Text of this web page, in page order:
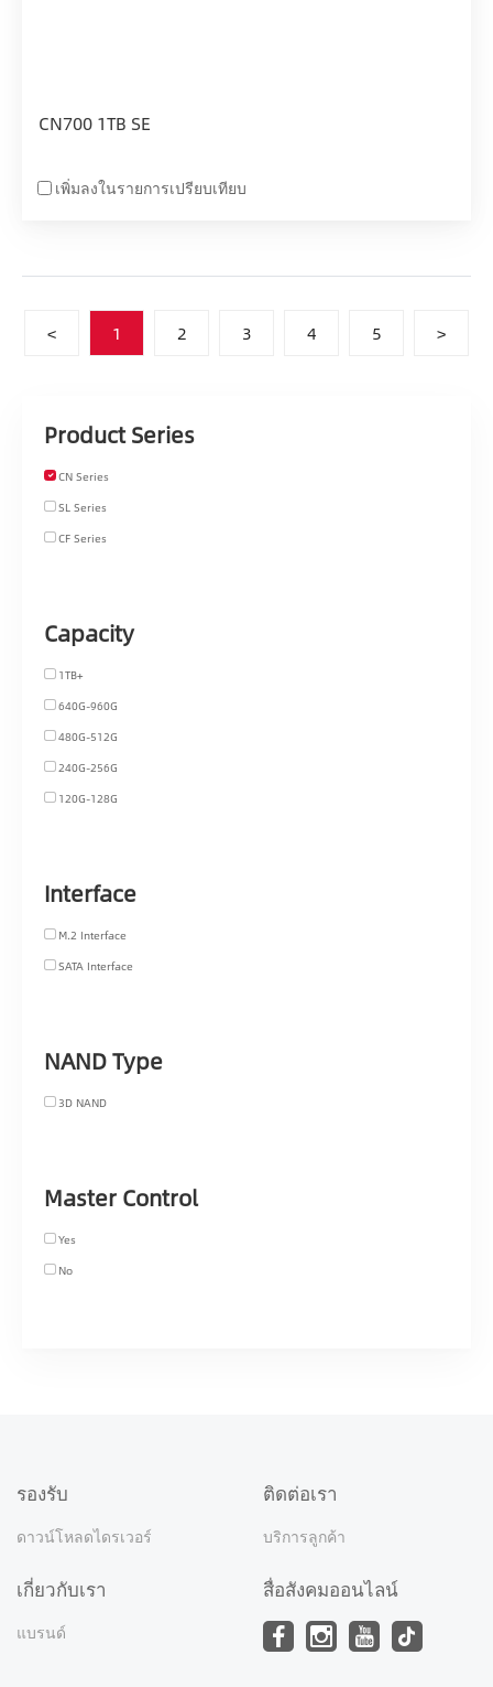
CN700 1TB SE
เพิ่มลงในรายการเปรียบเทียบ
< 1 2 3 4 5 >
Product Series
CN Series
SL Series
CF Series
Capacity
1TB+
640G-960G
480G-512G
240G-256G
120G-128G
Interface
M.2 Interface
SATA Interface
NAND Type
3D NAND
Master Control
Yes
No
รองรับ
ดาวน์โหลดไดรเวอร์
ติดต่อเรา
บริการลูกค้า
เกี่ยวกับเรา
แบรนด์
สื่อสังคมออนไลน์